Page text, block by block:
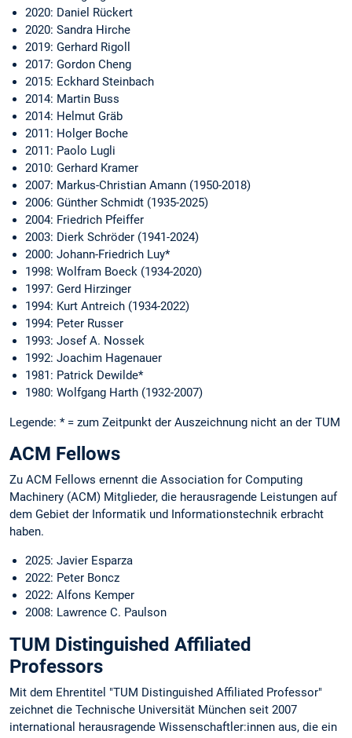
2020: Daniel Rückert
2020: Sandra Hirche
2019: Gerhard Rigoll
2017: Gordon Cheng
2015: Eckhard Steinbach
2014: Martin Buss
2014: Helmut Gräb
2011: Holger Boche
2011: Paolo Lugli
2010: Gerhard Kramer
2007: Markus-Christian Amann (1950-2018)
2006: Günther Schmidt (1935-2025)
2004: Friedrich Pfeiffer
2003: Dierk Schröder (1941-2024)
2000: Johann-Friedrich Luy*
1998: Wolfram Boeck (1934-2020)
1997: Gerd Hirzinger
1994: Kurt Antreich (1934-2022)
1994: Peter Russer
1993: Josef A. Nossek
1992: Joachim Hagenauer
1981: Patrick Dewilde*
1980: Wolfgang Harth (1932-2007)
Legende: * = zum Zeitpunkt der Auszeichnung nicht an der TUM
ACM Fellows
Zu ACM Fellows ernennt die Association for Computing
Machinery (ACM) Mitglieder, die herausragende Leistungen auf
dem Gebiet der Informatik und Informationstechnik erbracht
haben.
2025: Javier Esparza
2022: Peter Boncz
2022: Alfons Kemper
2008: Lawrence C. Paulson
TUM Distinguished Affiliated
Professors
Mit dem Ehrentitel "TUM Distinguished Affiliated Professor"
zeichnet die Technische Universität München seit 2007
international herausragende Wissenschaftler:innen aus, die ein